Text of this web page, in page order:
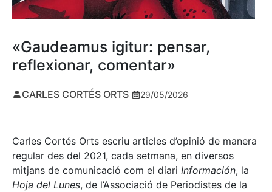
«Gaudeamus igitur: pensar,
reflexionar, comentar»
CARLES CORTÉS ORTS 29/05/2026
Carles Cortés Orts escriu articles d’opinió de manera
regular des del 2021, cada setmana, en diversos
mitjans de comunicació com el diari Información, la
Hoja del Lunes, de l’Associació de Periodistes de la